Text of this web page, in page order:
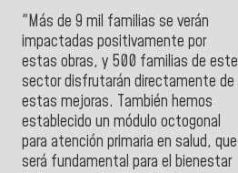
"Más de 9 mil familias se verán
impactadas positivamente por
estas obras, y 500 familias de este
sector disfrutarán directamente de
estas mejoras. También hemos
establecido un módulo octogonal
para atención primaria en salud, que
será fundamental para el bienestar